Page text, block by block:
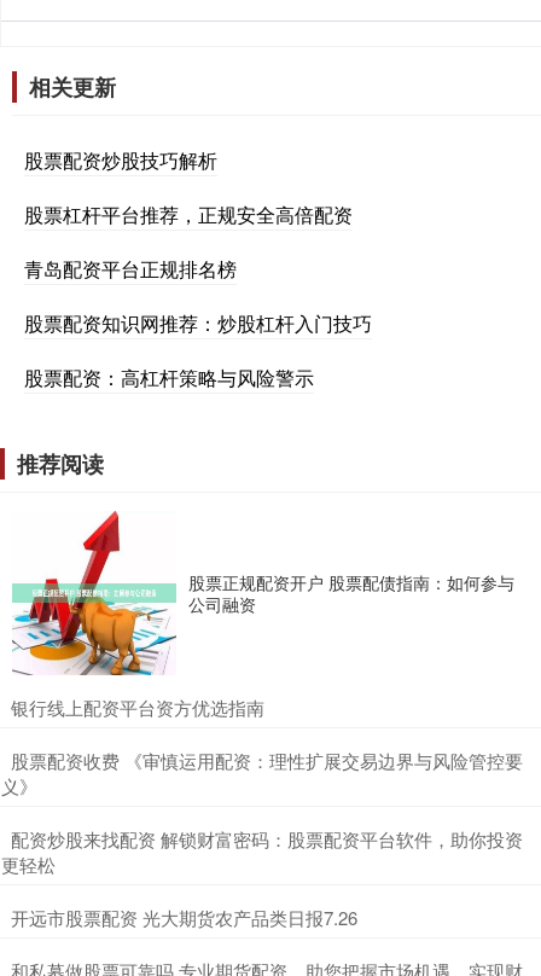
相关更新
股票配资炒股技巧解析
股票杠杆平台推荐，正规安全高倍配资
青岛配资平台正规排名榜
股票配资知识网推荐：炒股杠杆入门技巧
股票配资：高杠杆策略与风险警示
推荐阅读
股票正规配资开户 股票配债指南：如何参与
公司融资
​银行线上配资平台资方优选指南
​股票配资收费 《审慎运用配资：理性扩展交易边界与风险管控要
义》
​配资炒股来找配资 解锁财富密码：股票配资平台软件，助你投资
更轻松
​开远市股票配资 光大期货农产品类日报7.26
​和私募做股票可靠吗 专业期货配资，助您把握市场机遇，实现财